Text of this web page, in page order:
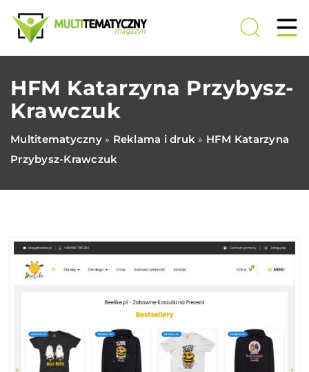
HFM Katarzyna Przybysz-
Krawczuk
Multitematyczny» Reklama i druk » HFM Katarzyna
Przybysz-Krawczuk